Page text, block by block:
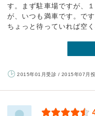
す。まず駐車場ですが、
が、いつも満車です。で
ちょっと待っていれば空
2015年01月受診 / 2015年07月